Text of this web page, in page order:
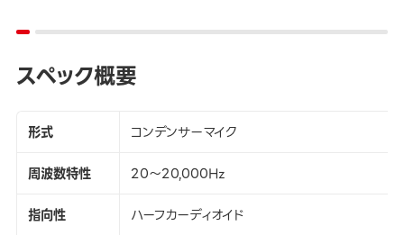
スペック概要
形式
コンデンサーマイク
周波数特性
20～20,000Hz
指向性
ハーフカーディオイド